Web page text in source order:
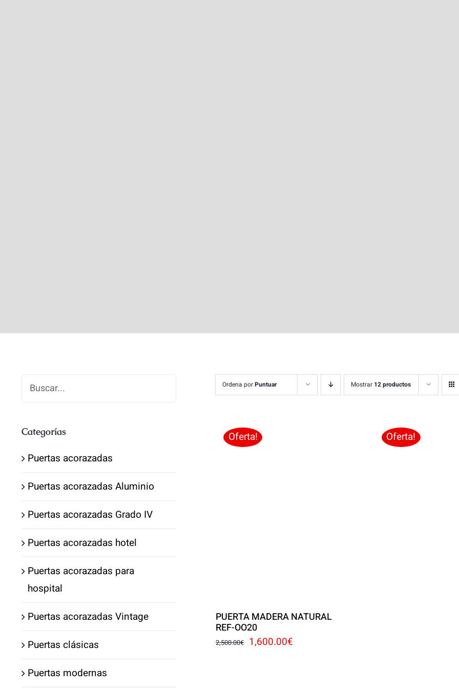
Ordena porPuntuar Mostrar 12 productos
Oferta!
PUERTA MADERA NATURAL
REF-OO20
2,500.00€ El
1,600.00€
Oferta!
Categorías
Puertas acorazadas
Puertas acorazadas Aluminio
Puertas acorazadas Grado IV
Puertas acorazadas hotel
Puertas acorazadas para
hospital
Puertas acorazadas Vintage
Puertas clásicas
Puertas modernas